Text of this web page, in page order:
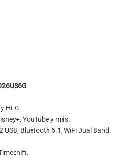
HLG.
YouTube y más.
USB, Bluetooth 5.1, WiFi Dual Band.